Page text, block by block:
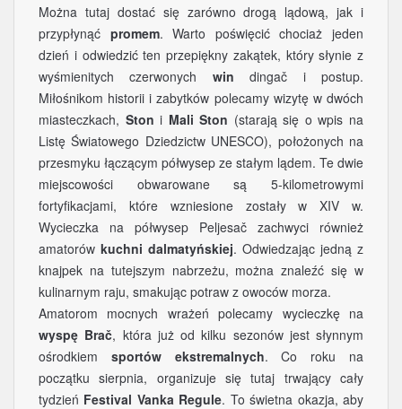
Można tutaj dostać się zarówno drogą lądową, jak i
przypłynąć promem. Warto poświęcić chociaż jeden
dzień i odwiedzić ten przepiękny zakątek, który słynie z
wyśmienitych czerwonych win dingač i postup.
Miłośnikom historii i zabytków polecamy wizytę w dwóch
miasteczkach, Ston i Mali Ston (starają się o wpis na
Listę Światowego Dziedzictw UNESCO), położonych na
przesmyku łączącym półwysep ze stałym lądem. Te dwie
miejscowości obwarowane są 5-kilometrowymi
fortyfikacjami, które wzniesione zostały w XIV w.
Wycieczka na półwysep Peljesač zachwyci również
amatorów kuchni dalmatyńskiej. Odwiedzając jedną z
knajpek na tutejszym nabrzeżu, można znaleźć się w
kulinarnym raju, smakując potraw z owoców morza.
Amatorom mocnych wrażeń polecamy wycieczkę na
wyspę Brač, która już od kilku sezonów jest słynnym
ośrodkiem sportów ekstremalnych. Co roku na
początku sierpnia, organizuje się tutaj trwający cały
tydzień Festival Vanka Regule. To świetna okazja, aby